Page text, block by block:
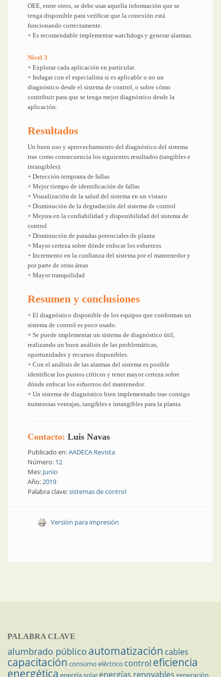
OEE, entre otros, se debe usar aquella información que se
tenga disponible para verificar que la conexión está
funcionando correctamente.
+ Es recomendable implementar watchdogs y generar alarmas.
Nivel 3
+ Explorar cada aplicación en particular.
+ Indagar con el especialista si es aplicable o no un
diagnóstico desde el sistema de control, o sobre cómo
contribuir para que se tenga mejor diagnóstico desde la
aplicación.
Resultados
Un buen uso y aprovechamiento del diagnóstico del sistema
trae como consecuencia los siguientes resultados (tangibles e
intangibles):
+ Detección temprana de fallas
+ Mejor tiempo de identificación de fallas
+ Visualización de la salud del sistema en un vistazo
+ Disminución de la degradación del sistema de control
+ Mejora en la confiabilidad y disponibilidad del sistema de
control
+ Disminución de paradas potenciales de planta
+ Mayor certeza sobre dónde enfocar los esfuerzos
+ Incremento en la confianza del sistema por el mantenedor y
por parte de otras áreas
+ Mayor tranquilidad
Resumen y conclusiones
+ El diagnóstico disponible de los equipos que conforman un
sistema de control es poco usado.
+ Se puede implementar un sistema de diagnóstico útil,
realizando un buen análisis de las problemáticas,
oportunidades y recursos disponibles.
+ Con el análisis de las alarmas del sistema es posible
identificar los puntos críticos y tener mayor certeza sobre
dónde enfocar los esfuerzos del mantenedor.
+ Un sistema de diagnóstico bien implementado trae consigo
numerosas ventajas, tangibles e intangibles para la planta.
Contacto: Luis Navas
Publicado en:AADECA Revista
Número: 12
Mes: Junio
Año:2019
Palabra clave:sistemas de control
Versión para impresión
PALABRA CLAVE
alumbrado público automatización cables
capacitación consumo eléctrico control eficiencia
energética energía solar energías renovables generación